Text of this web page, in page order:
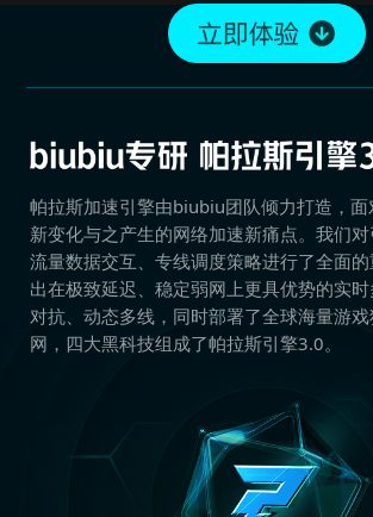
帕拉斯加速引擎由biubiu团队倾力打造，
新变化与之产生的网络加速新痛点。我们对
流量数据交互、专线调度策略进行了全面
出在极致延迟、稳定弱网上更具优势的实
对抗、动态多线，同时部署了全球海量游
网，四大黑科技组成了帕拉斯引擎3.0。